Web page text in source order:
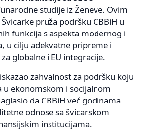
studije iz Ženeve. Ovim
pruža podršku CBBiH u
funkcija s aspekta modernog i
u cilju adekvatne pripreme i
globalne i EU integracije.
zahvalnost za podršku koju
u ekonomskom i socijalnom
da CBBiH već godinama
odnose sa švicarskom
institucijama.